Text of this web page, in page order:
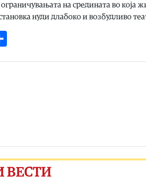
на средината во која
нуди длабоко и возбудливо
ВЕСТИ